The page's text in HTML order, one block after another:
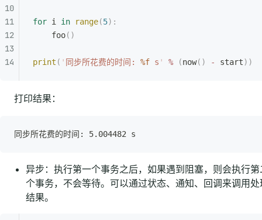
for i in range(5):
    foo
()
print ( ' 同步所花费的时间: %f s ' % (now() - start))
打印结果：
同步所花费的时间: 5.004482 s
异步：执行第一个事务之后，如果遇到阻塞，则会执行第
个事务，不会等待。可以通过状态、通知、回调来调用处
结果。